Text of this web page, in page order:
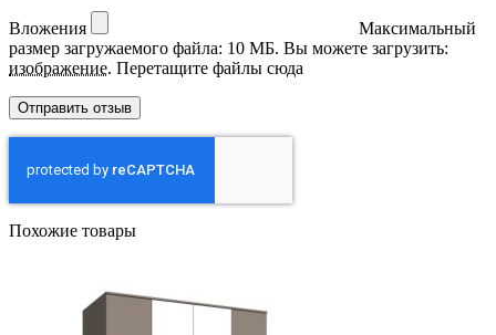
Вложения
Максимальный
размер загружаемого файла: 10 МБ. Вы можете загрузить:
изображение. Перетащите файлы сюда
Похожие товары